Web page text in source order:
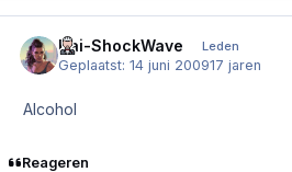
Kai-ShockWave Leden
Geplaatst:14 juni 200917 jaren
Alcohol
Reageren